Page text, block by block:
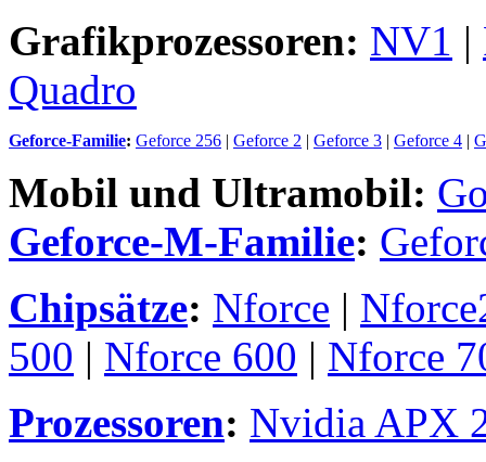
Grafikprozessoren: NV1 |
Quadro
Geforce-Familie: Geforce 256 | Geforce 2 | Geforce 3 | Geforce 4 |
Mobil und Ultramobil:
Geforce-M-Familie:
Chipsätze: Nforce |
500 | Nforce 600 | Nforce
Prozessoren: Nvidia APX